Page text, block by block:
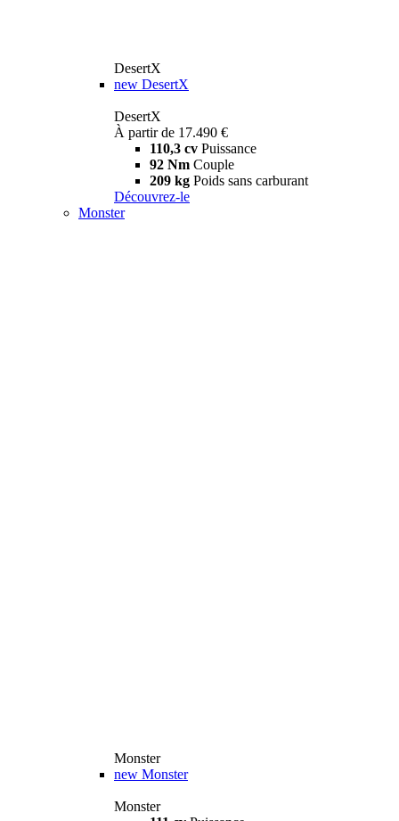
DesertX
new DesertX
DesertX
À partir de 17.490 €
110,3 cv Puissance
92 Nm Couple
209 kg Poids sans carburant
Découvrez-le
Monster
Monster
new Monster
Monster